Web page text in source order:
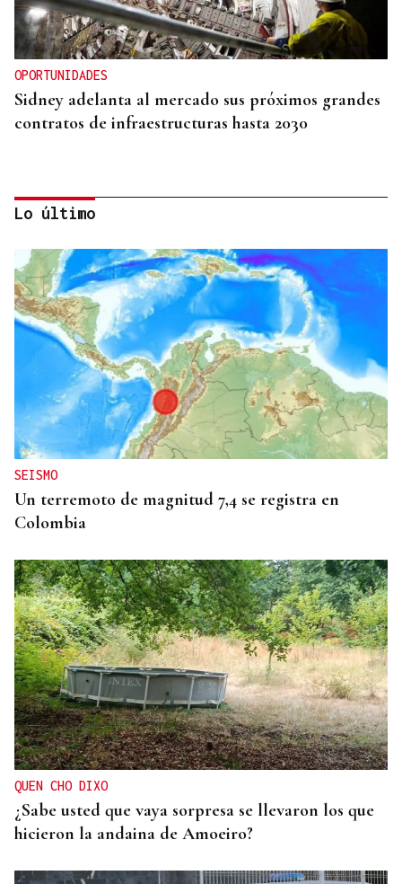
OPORTUNIDADES
Sidney adelanta al mercado sus próximos grandes
contratos de infraestructuras hasta 2030
INTERNACIONALIZACIÓN
Sodercan ofrece un programa gratuito para
ayudar a las pymes cántabras a iniciarse en la
exportación
Lo último
SEISMO
Un terremoto de magnitud 7,4 se registra en
Colombia
QUEN CHO DIXO
¿Sabe usted que vaya sorpresa se llevaron los que
hicieron la andaina de Amoeiro?